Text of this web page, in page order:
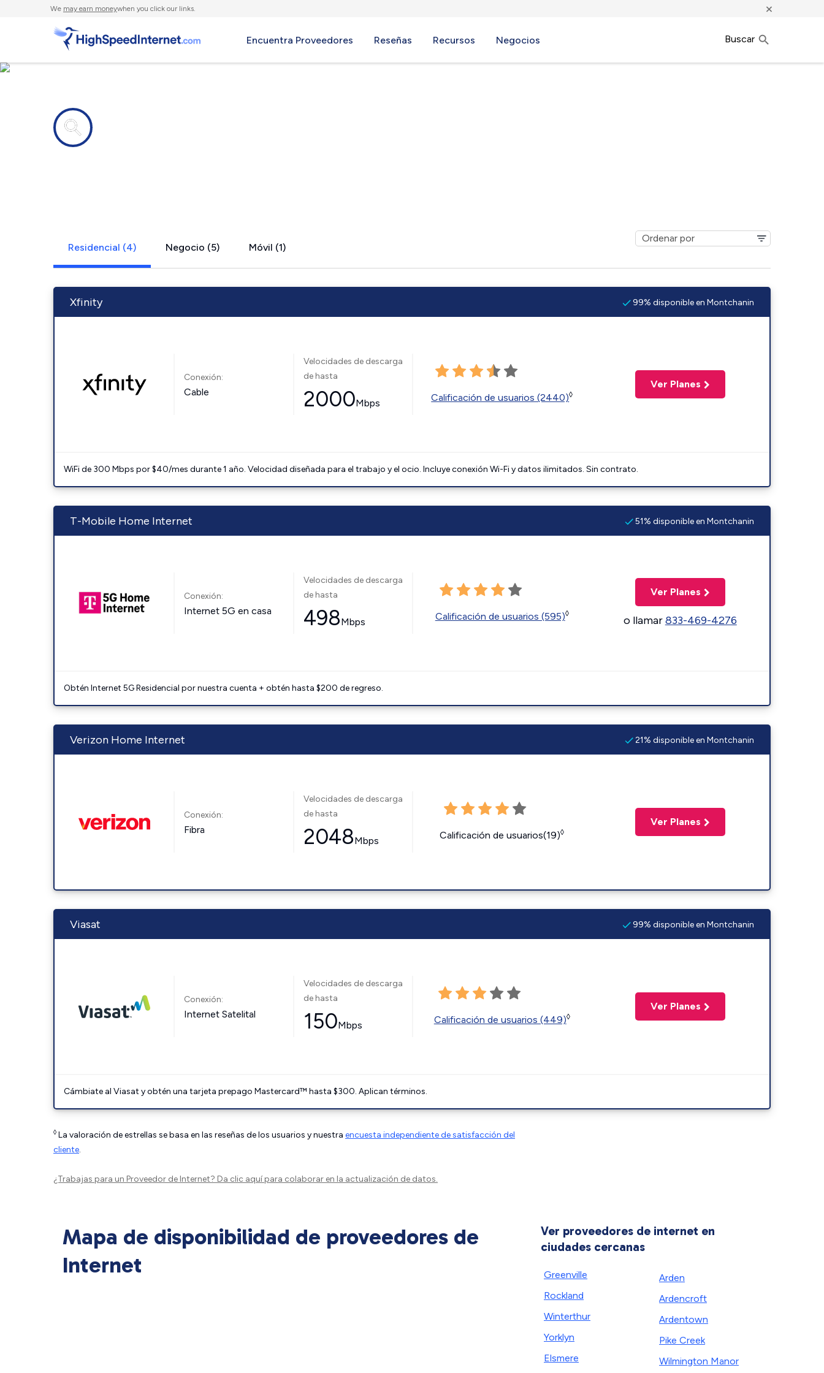
We may earn moneywhen you click our links. ×
Encuentra Proveedores Reseñas Recursos Negocios Buscar
Residencial (4) Negocio (5) Móvil (1)
Xfinity 99% disponible en Montchanin
Conexión:
Cable
Velocidades de descarga
de hasta
2000Mbps Calificación de usuarios (2440)◊
Ver Planes
WiFi de 300 Mbps por $40/mes durante 1 año. Velocidad diseñada para el trabajo y el ocio. Incluye conexión Wi-Fi y datos ilimitados. Sin contrato.
T-Mobile Home Internet 51% disponible en Montchanin
Conexión:
Internet 5G en casa
Velocidades de descarga
de hasta
498Mbps Calificación de usuarios (595)◊
Ver Planes
o llamar833-469-4276
Obtén Internet 5G Residencial por nuestra cuenta + obtén hasta $200 de regreso.
Verizon Home Internet 21% disponible en Montchanin
Conexión:
Fibra
Velocidades de descarga
de hasta
2048Mbps Calificación de usuarios(19)◊
Ver Planes
Viasat 99% disponible en Montchanin
Conexión:
Internet Satelital
Velocidades de descarga
de hasta
150Mbps Calificación de usuarios (449)◊
Ver Planes
Cámbiate al Viasat y obtén una tarjeta prepago Mastercard™ hasta $300. Aplican términos.
◊ La valoración de estrellas se basa en las reseñas de los usuarios y nuestra encuesta independiente de satisfacción del
cliente.
¿Trabajas para un Proveedor de Internet? Da clic aquípara colaborar en la actualización de datos.
Mapa de disponibilidad de proveedores de
Internet
Ver proveedores de internet en
ciudades cercanas
Greenville
Rockland
Winterthur
Yorklyn
Elsmere
Arden
Ardencroft
Ardentown
Pike Creek
Wilmington Manor